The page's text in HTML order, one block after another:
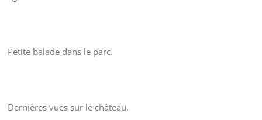
Petite balade dans le parc.
Dernières vues sur le château.